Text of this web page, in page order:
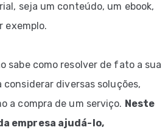
seja um conteúdo, um ebook,
exemplo.
sabe como resolver de fato a sua
considerar diversas soluções,
a compra de um serviço. Neste
empresa ajudá-lo,